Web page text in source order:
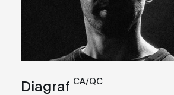
Diagraf CA/QC